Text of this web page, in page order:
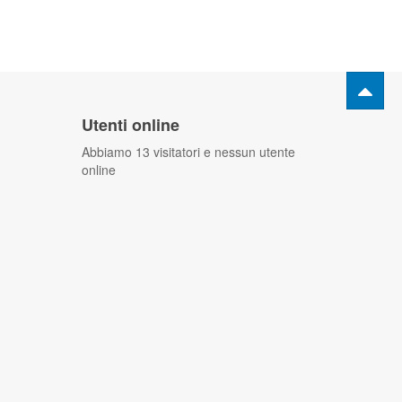
Utenti online
Abbiamo 13 visitatori e nessun utente
online